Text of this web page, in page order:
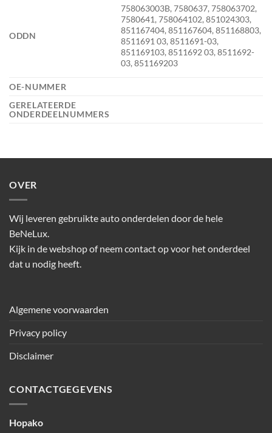
ODDN
758063003B, 7580637, 758063702,
7580641, 758064102, 851024303,
851167404, 851167604, 851168803,
8511691 03, 8511691-03,
851169103, 8511692 03, 8511692-
03, 851169203
OE-NUMMER
GERELATEERDE
ONDERDEELNUMMERS
OVER
Wij leveren gebruikte auto onderdelen door de hele
BeNeLux.
Kijk in de webshop of neem contact op voor het onderdeel
dat u nodig heeft.
Algemene voorwaarden
Privacy policy
Disclaimer
CONTACTGEGEVENS
Hopako